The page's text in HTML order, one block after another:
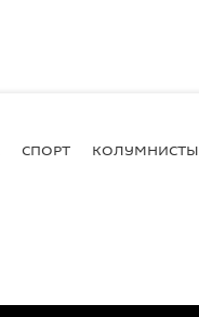
СПОРТ КОЛУМНИСТЫ